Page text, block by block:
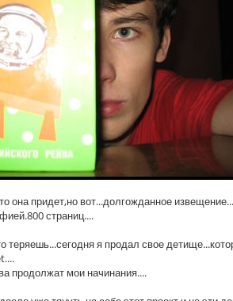
она придет,но вот...долгожданное
страниц....
теряешь...сегодня я продал свое
продолжат мои начинания....